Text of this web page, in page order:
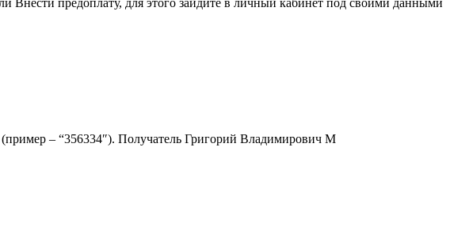
(пример – “356334″). Получатель Григорий Владимирович М